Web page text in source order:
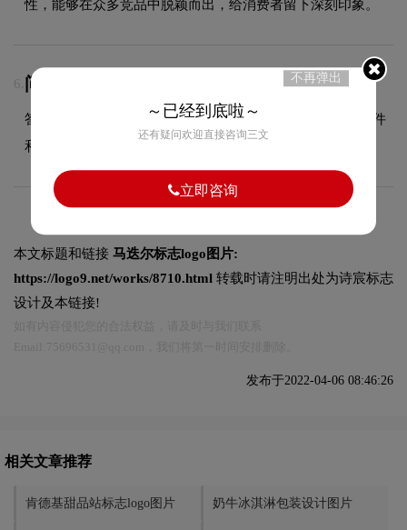
性，能够在众多竞品中脱颖而出，给消费者留下深刻印象。
6. 问：LOGO设计交付哪些文件？
答：交付文件包含JPG、PDF、AI、PNG等多种格式的源文件
和展示文件，满足您在不同场景的使用需求。
本文标题和链接 马迭尔标志logo图片:
https://logo9.net/works/8710.html 转载时请注明出处为诗宸标志
设计及本链接!
发布于2022-04-06 08:46:26
相关文章推荐
肯德基甜品站标志logo图片 奶牛冰淇淋包装设计图片
不再弹出
～已经到底啦～
还有疑问欢迎直接咨询三文
立即咨询